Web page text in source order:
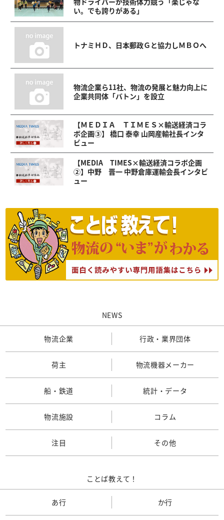
い。でも誇りがある」
トナミＨＤ、日本郵政Ｇと協力しＭＢＯへ
物流企業ら11社、物流の発展と魅力向上に
企業共同体「バトン」を設立
【ＭＥＤＩＡ ＴＩＭＥＳ×輸送経済コラ
ボ企画③】 橋口 泰幸 山岡産輸社長インタ
ビュー
【MEDIA TIMES×輸送経済コラボ企画
②】中野 晋一 中野倉庫運輸会長インタビ
ュー
NEWS
物流企業 行政・業界団体
荷主 物流機器メーカー
船・鉄道 統計・データ
物流施設 コラム
注目 その他
ことば教えて！
あ行 か行